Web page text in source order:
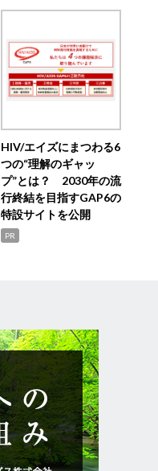
HIV/エイズにまつわる6
つの“理解のギャッ
プ”とは？ 2030年の流
行終結を目指すGAP6の
特設サイトを公開
PR